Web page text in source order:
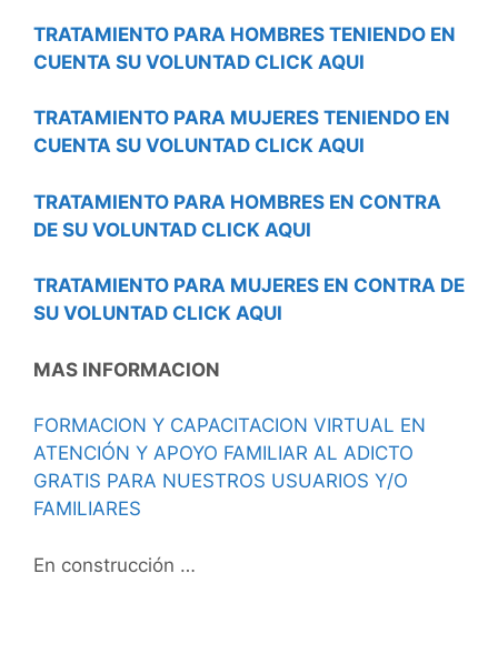
TRATAMIENTO PARA HOMBRES TENIENDO EN
CUENTA SU VOLUNTAD CLICK AQUI
TRATAMIENTO PARA MUJERES TENIENDO EN
CUENTA SU VOLUNTAD CLICK AQUI
TRATAMIENTO PARA HOMBRES EN CONTRA
DE SU VOLUNTAD CLICK AQUI
TRATAMIENTO PARA MUJERES EN CONTRA DE
SU VOLUNTAD CLICK AQUI
MAS INFORMACION
FORMACION Y CAPACITACION VIRTUAL EN
ATENCIÓN Y APOYO FAMILIAR AL ADICTO
GRATIS PARA NUESTROS USUARIOS Y/O
FAMILIARES
En construcción …